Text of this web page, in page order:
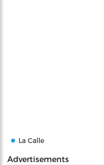
La Calle
Advertisements